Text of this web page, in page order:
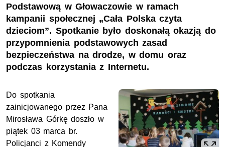
Podstawową w Głowaczowie w ramach
kampanii społecznej „Cała Polska czyta
dzieciom”. Spotkanie było doskonałą okazją do
przypomnienia podstawowych zasad
bezpieczeństwa na drodze, w domu oraz
podczas korzystania z Internetu.
Do spotkania
zainicjowanego przez Pana
Mirosława Górkę doszło w
piątek 03 marca br.
Policjanci z Komendy